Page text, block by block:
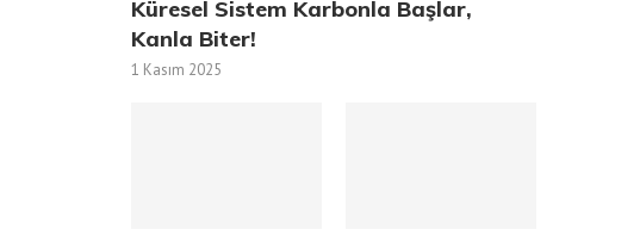
Küresel Sistem Karbonla Başlar,
Kanla Biter!
1 Kasım 2025